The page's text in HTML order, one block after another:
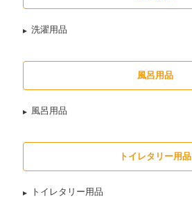
洗濯用品
風呂用品
風呂用品
トイレタリー用品
トイレタリー用品